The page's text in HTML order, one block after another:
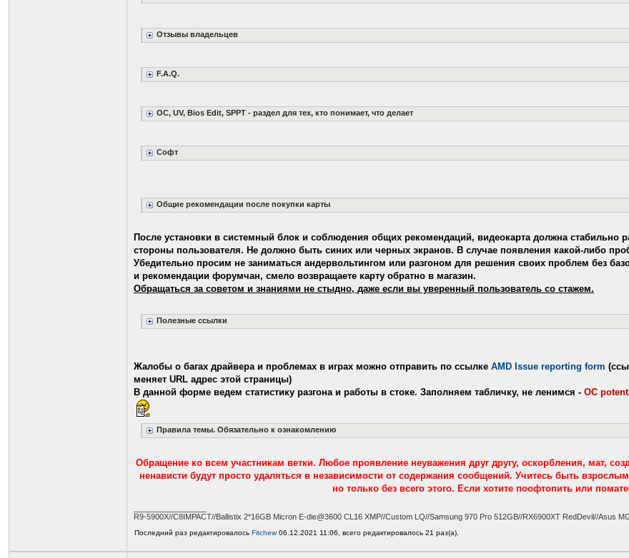
Отзывы владельцев
F.A.Q.
OC, UV, Bios Edit, SPPT - раздел для тех, кто понимает, что делает
Софт
Общие рекомендации после покупки карты
После установки в системный блок и соблюдения общих рекомендаций, видеокарта должна стабильно
стороны пользователя. Не должно быть синих или черных экранов. В случае появления какой-либо
Убедительно просим не заниматься андервольтингом или разгоном для решения своих проблем без
и рекомендации форумчан, смело возвращаете карту обратно в магазин.
Обращаться за советом и знаниями не стыдно, даже если вы уверенный пользователь со стажем.
Полезные ссылки
Жалобы о багах драйвера и проблемах в играх можно отправить по ссылке AMD Issue reporting form
меняет URL адрес этой страницы)
В данной форме ведем статистику разгона и работы в стоке. Заполняем табличку, не ленимся - OC
Правила темы. Обязательно к ознакомлению
Обращение ко всем участникам ветки. Любое проявление неуважения друг другу, оскорбления, мат,
ненависти будут просто удаляться в независимости от содержания сообщений. Учитесь быть
но только без всего этого. Если хотите поофтопить или
R9-5900X//C8IMPACT//Ballistix 2*16GB Micron E-die@3600 CL16 XMP//Custom LQ//Samsung 970 Pro 512GB//RX6900XT RedDevil//Asus
Последний раз редактировалось Fitchew06.12.2021 11:06, всего редактировалось 21 раз(а).